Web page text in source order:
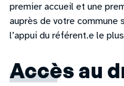
premier accueil et une
auprès de votre commune
l’appui du référent.e le
Accès au